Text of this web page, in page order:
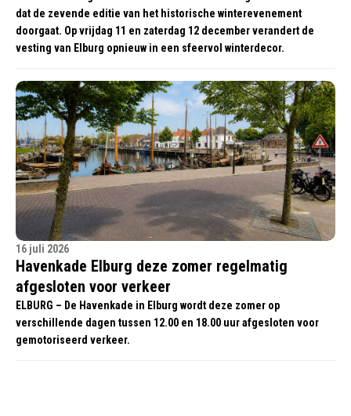
dat de zevende editie van het historische winterevenement
doorgaat. Op vrijdag 11 en zaterdag 12 december verandert de
vesting van Elburg opnieuw in een sfeervol winterdecor.
16 juli 2026
Havenkade Elburg deze zomer regelmatig
afgesloten voor verkeer
ELBURG – De Havenkade in Elburg wordt deze zomer op
verschillende dagen tussen 12.00 en 18.00 uur afgesloten voor
gemotoriseerd verkeer.